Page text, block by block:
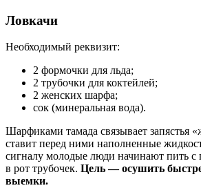
Ловкачи
Необходимый реквизит:
2 формочки для льда;
2 трубочки для коктейлей;
2 женских шарфа;
сок (минеральная вода).
Шарфиками тамада связывает запястья
ставит перед ними наполненные
сигналу молодые люди начинают пить
в рот трубочек. Цель — осушить
выемки.